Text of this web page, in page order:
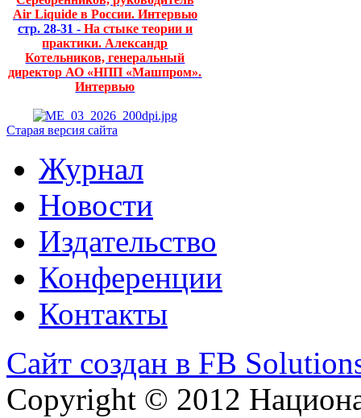
Air Liquide в России. Интервью
стр. 28-31 - На стыке теории и
практики. Александр
Котельников, генеральный
директор АО «НПП «Машпром».
Интервью
Старая версия сайта
Журнал
Новости
Издательство
Конференции
Контакты
Сайт создан в FB
Copyright © 2012